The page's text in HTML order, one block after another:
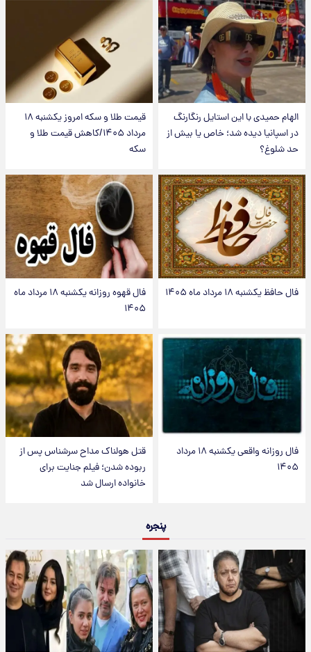
الهام حمیدی با این استایل رنگارنگ
در اسپانیا دیده شد؛ خاص یا بیش از
حد شلوغ؟
قیمت طلا و سکه امروز یکشنبه ۱۸
مرداد ۱۴۰۵/کاهش قیمت طلا و
سکه
فال حافظ یکشنبه ۱۸ مرداد ماه ۱۴۰۵
فال قهوه روزانه یکشنبه ۱۸ مرداد ماه
۱۴۰۵
فال روزانه واقعی یکشنبه ۱۸ مرداد
۱۴۰۵
قتل هولناک مداح سرشناس پس از
ربوده شدن؛ فیلم جنایت برای
خانواده ارسال شد
پنجره